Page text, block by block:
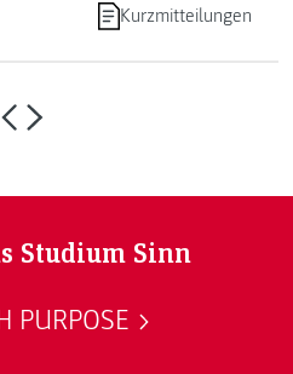
Kurzmitteilungen
Studium Sinn
PURPOSE